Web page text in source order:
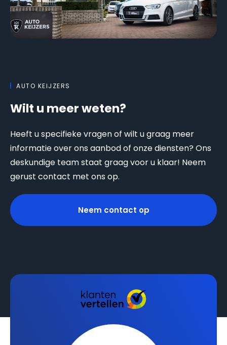
AUTO KEIJZERS
Wilt u meer weten?
Heeft u specifieke vragen of wilt u graag meer
informatie over ons aanbod of onze diensten? Ons
deskundige team staat graag voor u klaar! Neem
gerust contact met ons op.
Neem contact op